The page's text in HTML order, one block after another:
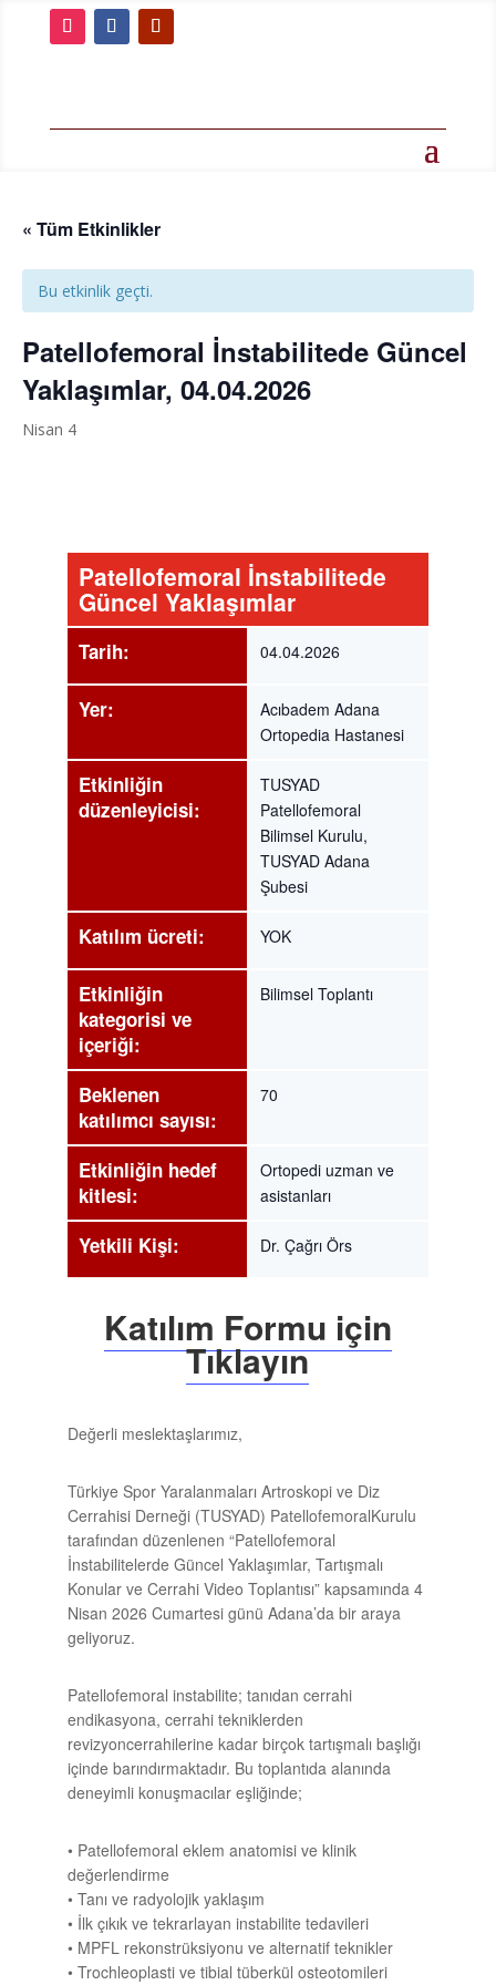
« Tüm Etkinlikler
Bu etkinlik geçti.
Patellofemoral İnstabilitede Güncel
Yaklaşımlar, 04.04.2026
Nisan 4
Tarih:
Yer:
Etkinliğin
düzenleyicisi:
Katılım ücreti:
Etkinliğin
kategorisi ve
içeriği:
Beklenen
katılımcı sayısı:
Etkinliğin hedef
kitlesi:
Yetkili Kişi:
Patellofemoral İnstabilitede
Güncel Yaklaşımlar
04.04.2026
Acıbadem Adana
Ortopedia Hastanesi
TUSYAD
Patellofemoral
Bilimsel Kurulu,
TUSYAD Adana
Şubesi
YOK
Bilimsel Toplantı
70
Ortopedi uzman ve
asistanları
Dr. Çağrı Örs
Katılım Formu için
Tıklayın
Değerli meslektaşlarımız,
Türkiye Spor Yaralanmaları Artroskopive Diz
Cerrahisi Derneği (TUSYAD) PatellofemoralKurulu
tarafından düzenlenen “Patellofemoral
İnstabilitelerde Güncel Yaklaşımlar, Tartışmalı
Konular ve Cerrahi Video Toplantısı”kapsamında 4
Nisan 2026 Cumartesi günü Adana’da bir araya
geliyoruz.
Patellofemoral instabilite; tanıdan cerrahi
endikasyona, cerrahi tekniklerden
revizyoncerrahilerine kadar birçok tartışmalı başlığı
içinde barındırmaktadır. Bu toplantıda alanında
deneyimli konuşmacılar eşliğinde;
• Patellofemoral eklem anatomisi ve klinik
değerlendirme
• Tanı ve radyolojik yaklaşım
• İlk çıkık ve tekrarlayan instabilite tedavileri
• MPFL rekonstrüksiyonu ve alternatif teknikler
• Trochleoplastive tibial tüberkül osteotomileri